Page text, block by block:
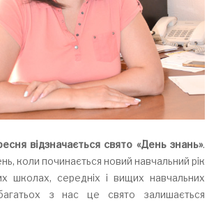
відзначається свято «День знань».
коли починається новий навчальний рік
школах, середніх і вищих навчальних
з нас це свято залишається